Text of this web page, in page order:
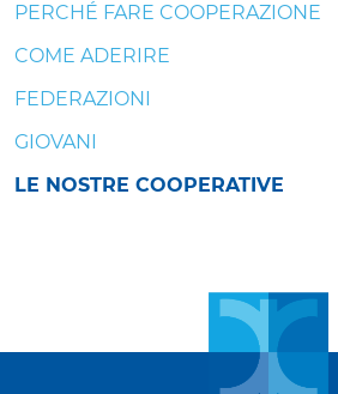
PERCHÉ FARE COOPERAZIONE
COME ADERIRE
FEDERAZIONI
GIOVANI
LE NOSTRE COOPERATIVE